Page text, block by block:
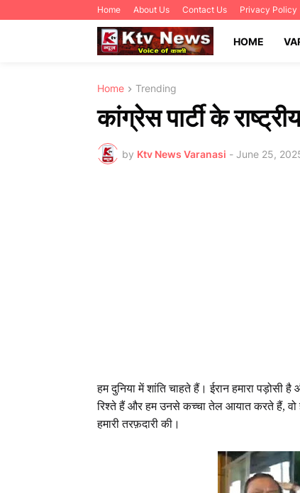
Home About Us Contact Us Privacy Policy
HOME
Home Trending
कांग्रेस पार्टी के
by Ktv News Varanasi - June 25,
हम दुनिया में शांति चाहते हैं। ईरान हमारा पड़ोसी
रिश्ते हैं और हम उनसे कच्चा तेल आयात करते हैं, वो
हमारी तरफ़दारी की।